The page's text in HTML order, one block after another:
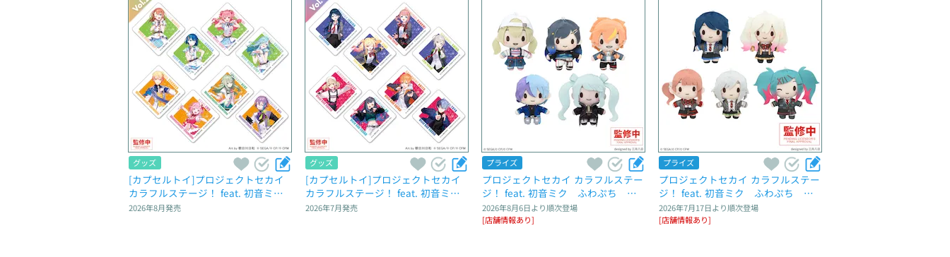
グッズ
[カプセルトイ]プロジェクトセカイ
カラフルステージ！ feat. 初音ミ
ク　カプセルアクリルマグネット
2026年8月発売
グッズ
[カプセルトイ]プロジェクトセカイ
カラフルステージ！ feat. 初音ミ
ク　カプセルアクリルマグネット
2026年7月発売
プライズ
プロジェクトセカイ カラフルステー
ジ！ feat. 初音ミク　ふわぷち　マ
スコット“Vivid BAD SQUAD”～Bran
d New World～
2026年8月6日より順次登場
[店舗情報あり]
プライズ
プロジェクトセカイ カラフルステー
ジ！ feat. 初音ミク　ふわぷち　マ
スコット“Leo/need”～Brand New W
orld～
2026年7月17日より順次登場
[店舗情報あり]